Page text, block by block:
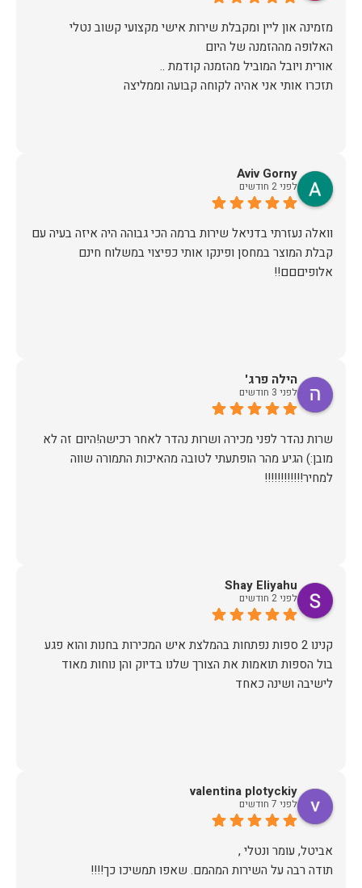
מזמינה און ליין ומקבלת שירות אישי מקצועי קשוב נטלי
תזכרו אותי אני אהיה לקוחה קבועה וממליצה
Aviv Gorny
לפני 2 חודשים
וואלה נעזרתי בדניאל שירות ברמה הכי גבוהה היה איזה בעיה עם
קבלת המוצר במחסן ופינקו אותי כפיצוי במשלוח חינם
אלופיםםם!!
הילה פרג'
לפני 3 חודשים
שרות נהדר לפני מכירה ושרות נהדר לאחר רכישה!היום זה לא
מובן:) הגיע מהר הופתעתי לטובה מהאיכות התמורה שווה
למחיר!!!!!!!!!!!!
Shay Eliyahu
לפני 2 חודשים
קנינו 2 ספות נפתחות בהמלצת איש המכירות בחנות והוא פגע
בול הספות תואמות את הצורך שלנו בדיוק והן נוחות מאוד
לישיבה ושינה כאחד
valentina plotyckiy
לפני 7 חודשים
תודה רבה על השירות המהמם. שאפו תמשיכו כך!!!!